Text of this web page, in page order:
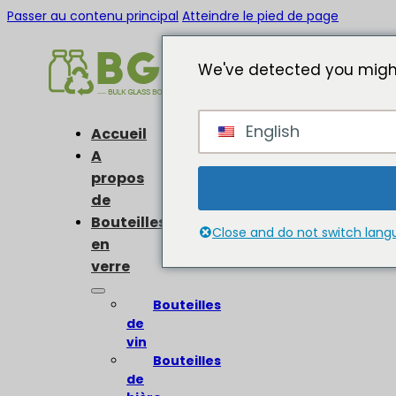
Passer au contenu principal Atteindre le pied de page
Accueil
A
propos
de
Bouteilles
en
verre
Bouteilles
de
vin
Bouteilles
de
We've detected you
English
Close and do not switch